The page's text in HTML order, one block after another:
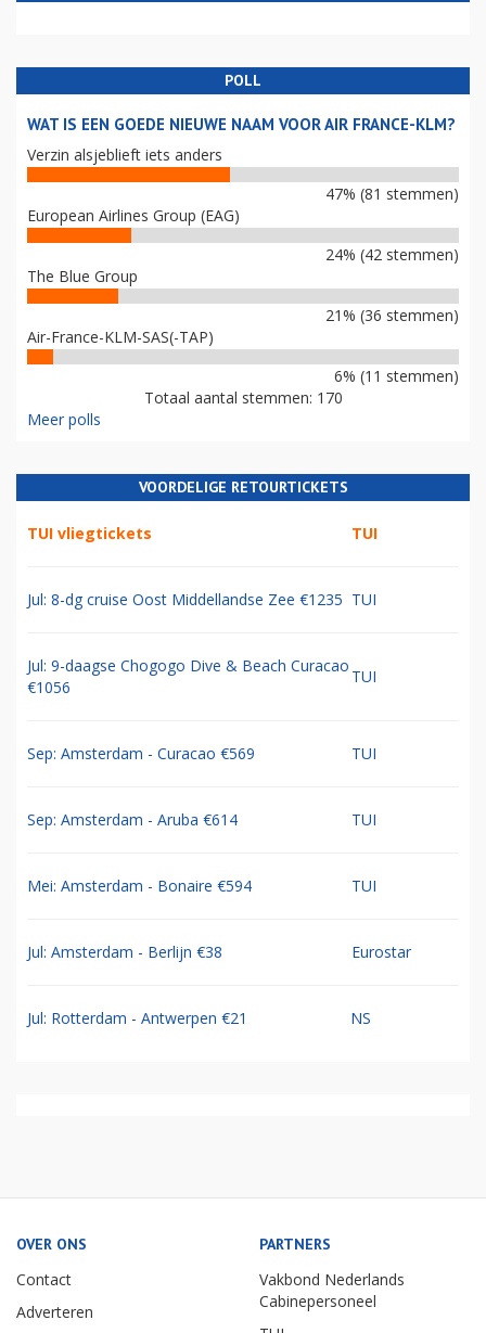
POLL
WAT IS EEN GOEDE NIEUWE NAAM VOOR AIR FRANCE-KLM?
Verzin alsjeblieft iets anders
47% (81 stemmen)
European Airlines Group (EAG)
24% (42 stemmen)
The Blue Group
21% (36 stemmen)
Air-France-KLM-SAS(-TAP)
6% (11 stemmen)
Totaal aantal stemmen: 170
Meer polls
VOORDELIGE RETOURTICKETS
TUI vliegtickets TUI
Jul: 8-dg cruise Oost Middellandse Zee €1235 TUI
Jul: 9-daagse Chogogo Dive & Beach Curacao
€1056
TUI
Sep: Amsterdam - Curacao €569 TUI
Sep: Amsterdam - Aruba €614 TUI
Mei: Amsterdam - Bonaire €594 TUI
Jul: Amsterdam - Berlijn €38 Eurostar
Jul: Rotterdam - Antwerpen €21 NS
OVER ONS
Contact
Adverteren
PARTNERS
Vakbond Nederlands
Cabinepersoneel